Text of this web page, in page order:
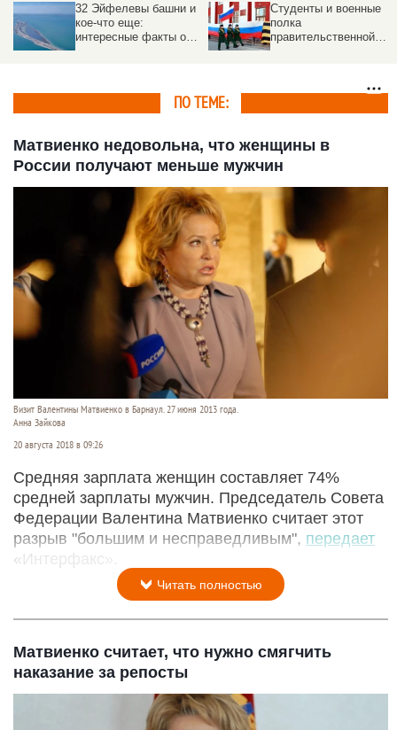
32 Эйфелевы башни и
кое-что еще:
интересные факты о
Студенты и военные
полка
правительственной
ПО ТЕМЕ:
Матвиенко недовольна, что женщины в
России получают меньше мужчин
Визит Валентины Матвиенко в Барнаул. 27 июня 2013 года.
Анна Зайкова
20 августа 2018 в 09:26
Средняя зарплата женщин составляет 74%
средней зарплаты мужчин. Председатель Совета
Федерации Валентина Матвиенко считает этот
разрыв "большим и несправедливым", передает
«Интерфакс».
Читать полностью
Матвиенко считает, что нужно смягчить
наказание за репосты